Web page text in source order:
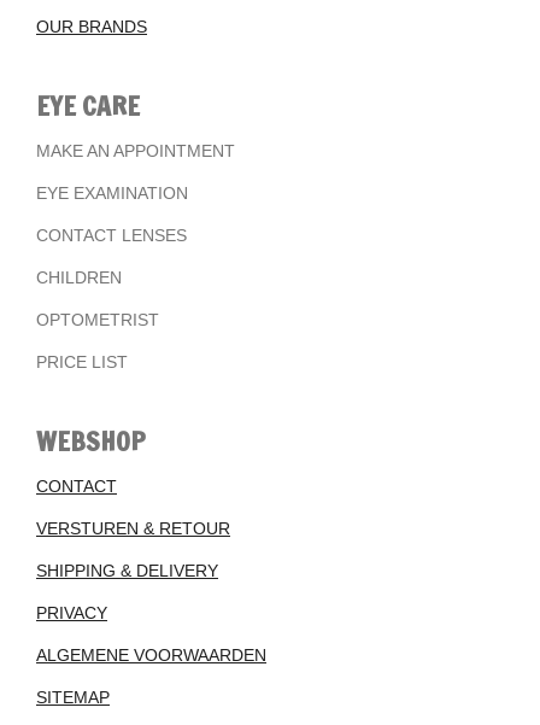
OUR BRANDS
EYE CARE
MAKE AN APPOINTMENT
EYE EXAMINATION
CONTACT LENSES
CHILDREN
OPTOMETRIST
PRICE LIST
WEBSHOP
CONTACT
VERSTUREN & RETOUR
SHIPPING & DELIVERY
PRIVACY
ALGEMENE VOORWAARDEN
SITEMAP